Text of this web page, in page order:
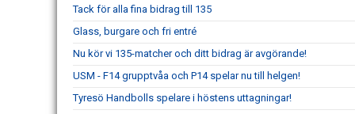
Tack för alla fina bidrag till 135
Glass, burgare och fri entré
Nu kör vi 135-matcher och ditt bidrag är avgörande!
USM - F14 grupptvåa och P14 spelar nu till helgen!
Tyresö Handbolls spelare i höstens uttagningar!